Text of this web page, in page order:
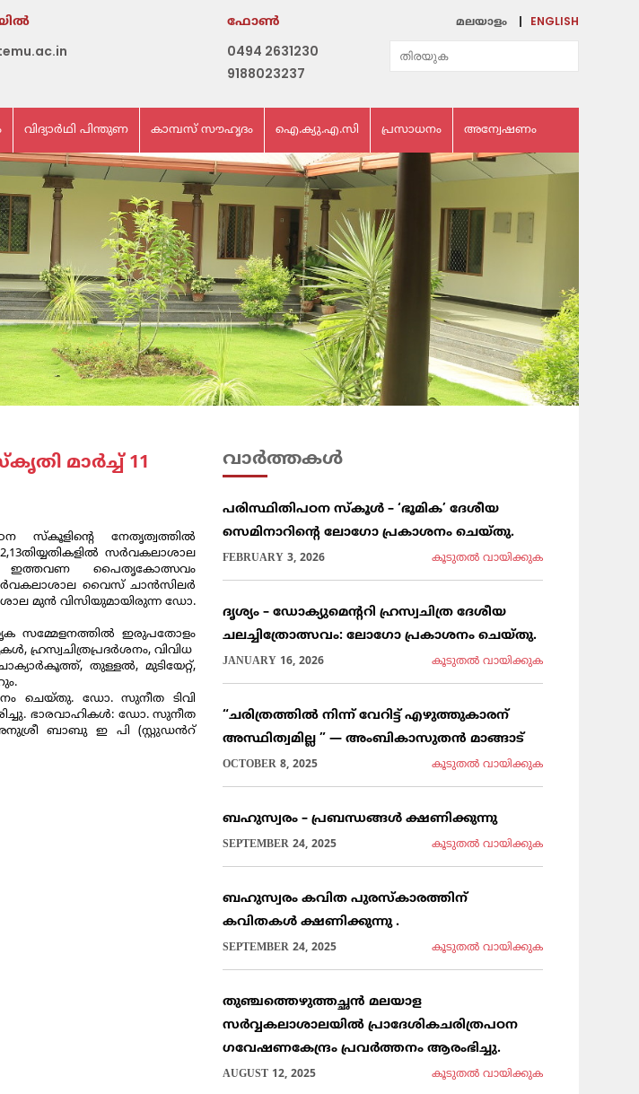
ഫോണ്‍
0494 2631230
9188023237
മലയാളം ENGLISH
വിദ്യാർഥി പിന്തുണ കാമ്പസ് സൗഹൃദം ഐ.ക്യു.എ.സി പ്രസാധനം അന്വേഷണം
മാർച്ച് 11
സ്കൂളിൻ്റെ നേതൃത്വത്തിൽ
സർവകലാശാല
ഇത്തവണ പൈതൃകോത്സവം
സർവകലാശാല വൈസ് ചാൻസിലർ
മുൻ വിസിയുമായിരുന്ന ഡോ.
സമ്മേളനത്തിൽ ഇരുപതോളം
വിവിധ
തുള്ളൽ, മുടിയേറ്റ്,
ചെയ്തു. ഡോ. സുനീത ടിവി
ഭാരവാഹികൾ: ഡോ. സുനീത
ബാബു ഇ പി (സ്റ്റുഡൻറ്
വാര്‍ത്തകള്‍
പരിസ്ഥിതിപഠന സ്കൂൾ – ‘ഭൂമിക’ ദേശീയ
സെമിനാറിൻ്റെ ലോഗോ പ്രകാശനം ചെയ്തു.
FEBRUARY 3, 2026 കൂടുതല്‍ വായിക്കുക
ദൃശ്യം – ഡോക്യുമെന്ററി ഹ്രസ്വചിത്ര ദേശീയ
ചലച്ചിത്രോത്സവം: ലോഗോ പ്രകാശനം ചെയ്തു.
JANUARY 16, 2026 കൂടുതല്‍ വായിക്കുക
“ചരിത്രത്തിൽ നിന്ന് വേറിട്ട് എഴുത്തുകാരന്
അസ്ഥിത്വമില്ല ” — അംബികാസുതൻ മാങ്ങാട്
OCTOBER 8, 2025 കൂടുതല്‍ വായിക്കുക
ബഹുസ്വരം – പ്രബന്ധങ്ങൾ ക്ഷണിക്കുന്നു
SEPTEMBER 24, 2025 കൂടുതല്‍ വായിക്കുക
ബഹുസ്വരം കവിത പുരസ്കാരത്തിന്
കവിതകൾ ക്ഷണിക്കുന്നു .
SEPTEMBER 24, 2025 കൂടുതല്‍ വായിക്കുക
തുഞ്ചത്തെഴുത്തച്ഛൻ മലയാള
സർവ്വകലാശാലയിൽ പ്രാദേശികചരിത്രപഠന
ഗവേഷണകേന്ദ്രം പ്രവർത്തനം ആരംഭിച്ചു.
AUGUST 12, 2025 കൂടുതല്‍ വായിക്കുക